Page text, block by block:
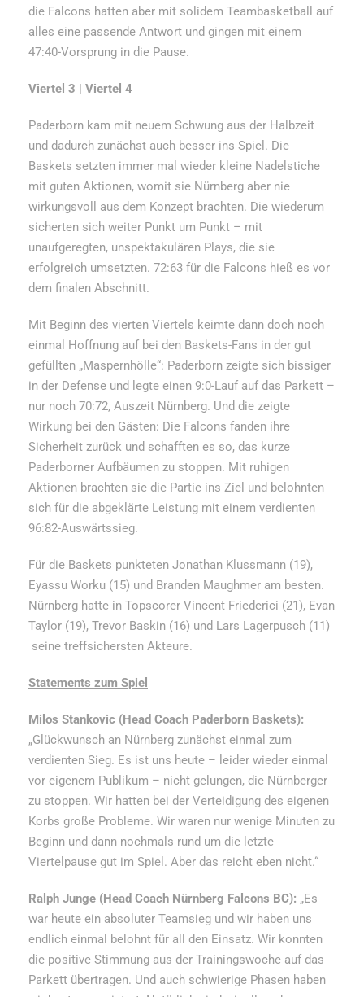
die Falcons hatten aber mit solidem Teambasketball auf
alles eine passende Antwort und gingen mit einem
47:40-Vorsprung in die Pause.
Viertel 3 | Viertel 4
Paderborn kam mit neuem Schwung aus der Halbzeit
und dadurch zunächst auch besser ins Spiel. Die
Baskets setzten immer mal wieder kleine Nadelstiche
mit guten Aktionen, womit sie Nürnberg aber nie
wirkungsvoll aus dem Konzept brachten. Die wiederum
sicherten sich weiter Punkt um Punkt – mit
unaufgeregten, unspektakulären Plays, die sie
erfolgreich umsetzten. 72:63 für die Falcons hieß es vor
dem finalen Abschnitt.
Mit Beginn des vierten Viertels keimte dann doch noch
einmal Hoffnung auf bei den Baskets-Fans in der gut
gefüllten „Maspernhölle“: Paderborn zeigte sich bissiger
in der Defense und legte einen 9:0-Lauf auf das Parkett –
nur noch 70:72, Auszeit Nürnberg. Und die zeigte
Wirkung bei den Gästen: Die Falcons fanden ihre
Sicherheit zurück und schafften es so, das kurze
Paderborner Aufbäumen zu stoppen. Mit ruhigen
Aktionen brachten sie die Partie ins Ziel und belohnten
sich für die abgeklärte Leistung mit einem verdienten
96:82-Auswärtssieg.
Für die Baskets punkteten Jonathan Klussmann (19),
Eyassu Worku (15) und Branden Maughmer am besten.
Nürnberg hatte in Topscorer Vincent Friederici (21), Evan
Taylor (19), Trevor Baskin (16) und Lars Lagerpusch (11)
seine treffsichersten Akteure.
Statements zum Spiel
Milos Stankovic (Head Coach Paderborn Baskets):
„Glückwunsch an Nürnberg zunächst einmal zum
verdienten Sieg. Es ist uns heute – leider wieder einmal
vor eigenem Publikum – nicht gelungen, die Nürnberger
zu stoppen. Wir hatten bei der Verteidigung des eigenen
Korbs große Probleme. Wir waren nur wenige Minuten zu
Beginn und dann nochmals rund um die letzte
Viertelpause gut im Spiel. Aber das reicht eben nicht.“
Ralph Junge (Head Coach Nürnberg Falcons BC): „Es
war heute ein absoluter Teamsieg und wir haben uns
endlich einmal belohnt für all den Einsatz. Wir konnten
die positive Stimmung aus der Trainingswoche auf das
Parkett übertragen. Und auch schwierige Phasen haben